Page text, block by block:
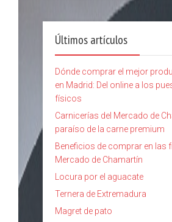
Últimos artículos
Dónde comprar el mejor
en Madrid: Del online a los
físicos
Carnicerías del Mercado de
paraíso de la carne premium
Beneficios de comprar en las
Mercado de Chamartín
Locura por el aguacate
Ternera de Extremadura
Magret de pato